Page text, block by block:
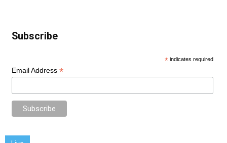
Subscribe
* indicates required
Email Address *